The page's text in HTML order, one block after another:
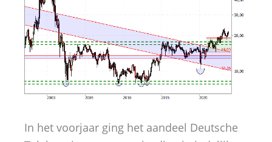
In het voorjaar ging het aandeel Deutsche